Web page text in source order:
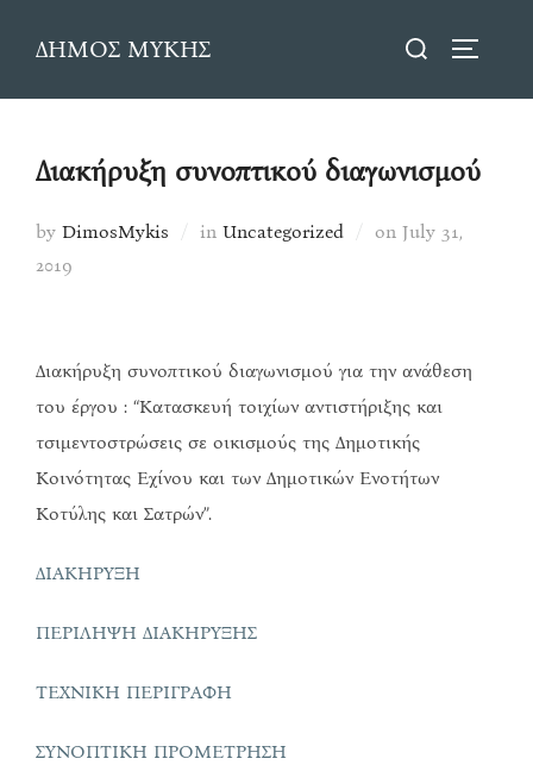
ΔΗΜΟΣ ΜΥΚΗΣ
Search
Διακήρυξη συνοπτικού διαγωνισμού
by DimosMykis in Uncategorized on Posted
July 31,
2019
Διακήρυξη συνοπτικού διαγωνισμού για την ανάθεση
του έργου : “Κατασκευή τοιχίων αντιστήριξης και
τσιμεντοστρώσεις σε οικισμούς της Δημοτικής
Κοινότητας Εχίνου και των Δημοτικών Ενοτήτων
Κοτύλης και Σατρών”.
ΔΙΑΚΗΡΥΞΗ
ΠΕΡΙΛΗΨΗ ΔΙΑΚΗΡΥΞΗΣ
ΤΕΧΝΙΚΗ ΠΕΡΙΓΡΑΦΗ
ΣΥΝΟΠΤΙΚΗ ΠΡΟΜΕΤΡΗΣΗ